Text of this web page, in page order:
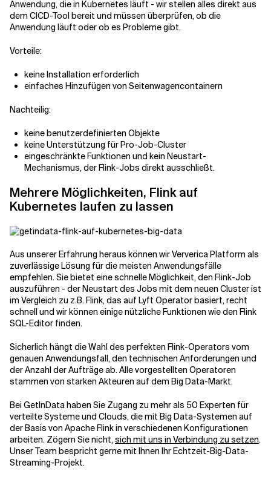
Anwendung, die in Kubernetes läuft - wir stellen alles direkt aus
dem CICD-Tool bereit und müssen überprüfen, ob die
Anwendung läuft oder ob es Probleme gibt.
Vorteile:
keine Installation erforderlich
einfaches Hinzufügen von Seitenwagencontainern
Nachteilig:
keine benutzerdefinierten Objekte
keine Unterstützung für Pro-Job-Cluster
eingeschränkte Funktionen und kein Neustart-
Mechanismus, der Flink-Jobs direkt ausschließt.
Mehrere Möglichkeiten, Flink auf
Kubernetes laufen zu lassen
Aus unserer Erfahrung heraus können wir Ververica Platform als
zuverlässige Lösung für die meisten Anwendungsfälle
empfehlen. Sie bietet eine schnelle Möglichkeit, den Flink-Job
auszuführen - der Neustart des Jobs mit dem neuen Cluster ist
im Vergleich zu z.B. Flink, das auf Lyft Operator basiert, recht
schnell und wir können einige nützliche Funktionen wie den Flink
SQL-Editor finden.
Sicherlich hängt die Wahl des perfekten Flink-Operators vom
genauen Anwendungsfall, den technischen Anforderungen und
der Anzahl der Aufträge ab. Alle vorgestellten Operatoren
stammen von starken Akteuren auf dem Big Data-Markt.
Bei GetInData haben Sie Zugang zu mehr als 50 Experten für
verteilte Systeme und Clouds, die mit Big Data-Systemen auf
der Basis von Apache Flink in verschiedenen Konfigurationen
arbeiten. Zögern Sie nicht,sich mit uns in Verbindung zu setzen.
Unser Team bespricht gerne mit Ihnen Ihr Echtzeit-Big-Data-
Streaming-Projekt.